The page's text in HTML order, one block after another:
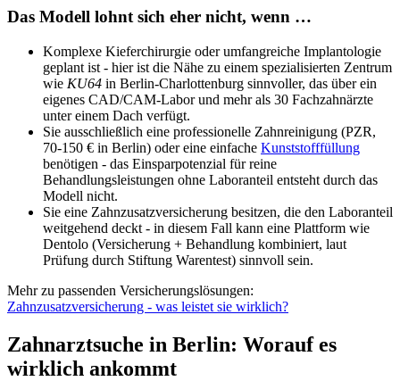
Das Modell lohnt sich eher nicht, wenn …
Komplexe Kieferchirurgie oder umfangreiche Implantologie
geplant ist - hier ist die Nähe zu einem spezialisierten Zentrum
wie KU64 in Berlin-Charlottenburg sinnvoller, das über ein
eigenes CAD/CAM-Labor und mehr als 30 Fachzahnärzte
unter einem Dach verfügt.
Sie ausschließlich eine professionelle Zahnreinigung (PZR,
70-150 € in Berlin) oder eine einfache Kunststofffüllung
benötigen - das Einsparpotenzial für reine
Behandlungsleistungen ohne Laboranteil entsteht durch das
Modell nicht.
Sie eine Zahnzusatzversicherung besitzen, die den Laboranteil
weitgehend deckt - in diesem Fall kann eine Plattform wie
Dentolo (Versicherung + Behandlung kombiniert, laut
Prüfung durch Stiftung Warentest) sinnvoll sein.
Mehr zu passenden Versicherungslösungen:
Zahnzusatzversicherung - was leistet sie wirklich?
Zahnarztsuche in Berlin: Worauf es
wirklich ankommt